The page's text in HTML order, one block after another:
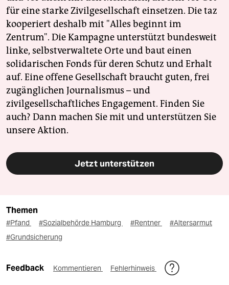
für eine starke Zivilgesellschaft einsetzen. Die taz
kooperiert deshalb mit "Alles beginnt im
Zentrum". Die Kampagne unterstützt bundesweit
linke, selbstverwaltete Orte und baut einen
solidarischen Fonds für deren Schutz und Erhalt
auf. Eine offene Gesellschaft braucht guten, frei
zugänglichen Journalismus – und
zivilgesellschaftliches Engagement. Finden Sie
auch? Dann machen Sie mit und unterstützen Sie
unsere Aktion.
Jetzt unterstützen
Themen
#Pfand #Sozialbehörde Hamburg #Rentner
#Altersarmut
#Grundsicherung
Feedback Kommentieren Fehlerhinweis